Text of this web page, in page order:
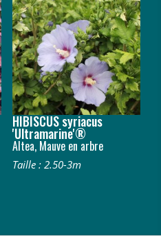
HIBISCUS syriacus
'Ultramarine'®
Altea, Mauve en arbre
Taille : 2.50-3m